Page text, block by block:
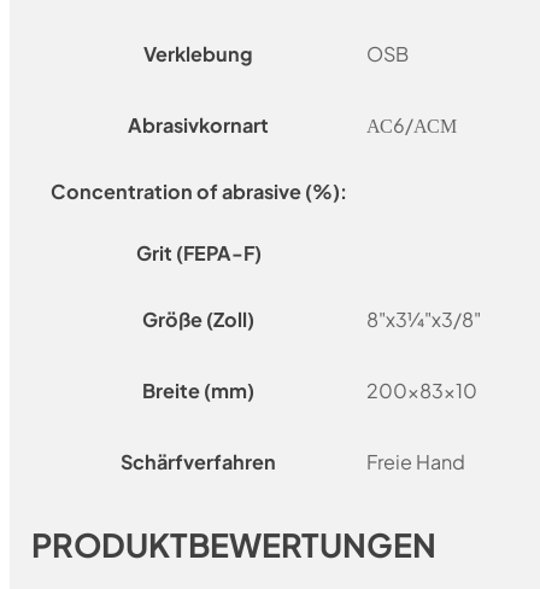
Verklebung OSB
Abrasivkornart АС6/АСМ
Concentration of abrasive (%):
Grit (FEPA-F)
Größe (Zoll) 8"x3¼"x3/8"
Breite (mm) 200x83x10
Schärfverfahren Freie Hand
PRODUKTBEWERTUNGEN